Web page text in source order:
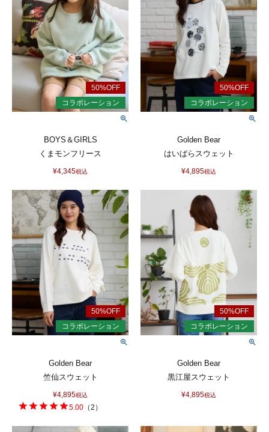
BOYS＆GIRLS
くまモンフリース
¥4,345税込
Golden Bear
はいばらスウェット
¥4,895税込
Golden Bear
竺仙スウェット
¥4,895税込
5.00 （2 ）
Golden Bear
黒江屋スウェット
¥4,895税込